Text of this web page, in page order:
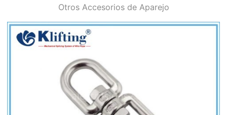
Otros Accesorios de Aparejo